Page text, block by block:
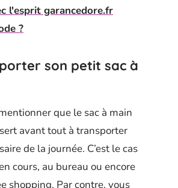
l'esprit garancedore.fr
?
son petit sac à
que le sac à main
avant tout à transporter
de la journée. C’est le cas
cours, au bureau ou encore
shopping. Par contre, vous